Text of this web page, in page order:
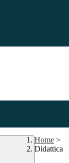
Home >
Didattica